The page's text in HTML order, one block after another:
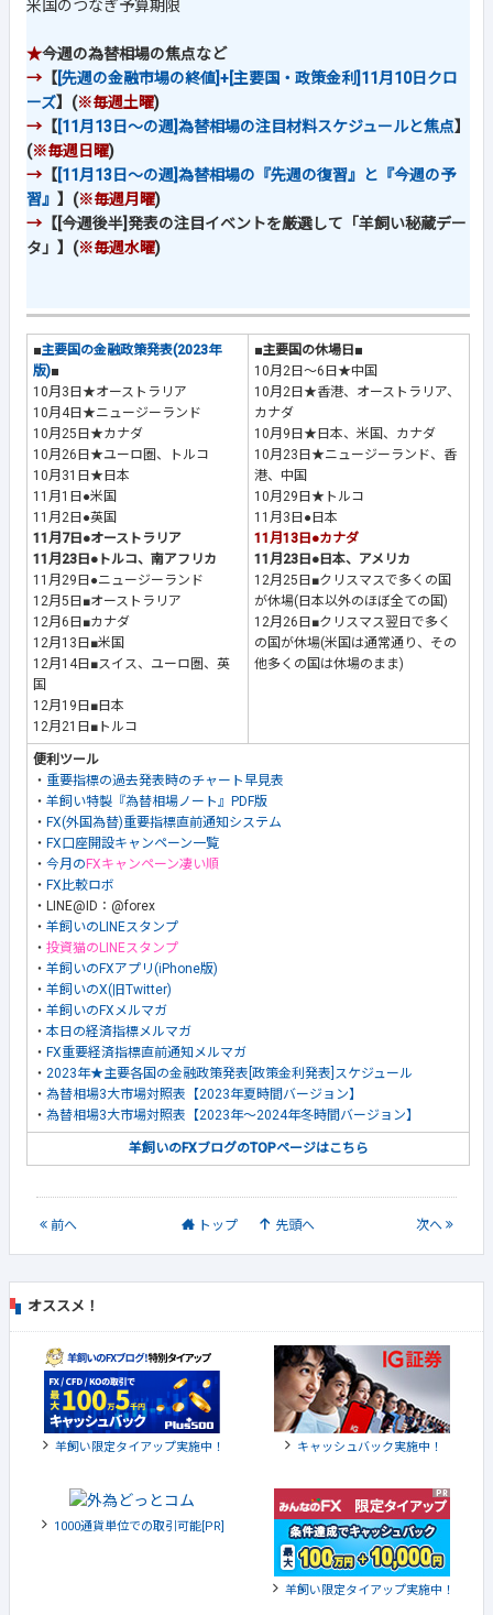
米国のつなぎ予算期限
★今週の為替相場の焦点など
→ 【[先週の金融市場の終値]+[主要国・政策金利]11月10日クロ
ーズ】(※毎週土曜)
→ 【[11月13日～の週]為替相場の注目材料スケジュールと焦点】
(※毎週日曜)
→ 【[11月13日～の週]為替相場の『先週の復習』と『今週の予
習』 】(※毎週月曜)
→ 【[今週後半]発表の注目イベントを厳選して「羊飼い秘蔵デー
タ」】(※毎週水曜)
■主要国の金融政策発表(2023年
版)■
10月3日★オーストラリア
10月4日★ニュージーランド
10月25日★カナダ
10月26日★ユーロ圏、トルコ
10月31日★日本
11月1日●米国
11月2日●英国
11月7日●オーストラリア
11月23日●トルコ、南アフリカ
11月29日●ニュージーランド
12月5日■オーストラリア
12月6日■カナダ
12月13日■米国
12月14日■スイス、ユーロ圏、英
国
12月19日■日本
12月21日■トルコ
■主要国の休場日■
10月2日～6日★中国
10月2日★香港、オーストラリア、
カナダ
10月9日★日本、米国、カナダ
10月23日★ニュージーランド、香
港、中国
10月29日★トルコ
11月3日●日本
11月13日●カナダ
11月23日●日本、アメリカ
12月25日■クリスマスで多くの国
が休場(日本以外のほぼ全ての国)
12月26日■クリスマス翌日で多く
の国が休場(米国は通常通り、その
他多くの国は休場のまま)
便利ツール
・ 重要指標の過去発表時のチャート早見表
・ 羊飼い特製『為替相場ノート』PDF版
・ FX(外国為替)重要指標直前通知システム
・ FX口座開設キャンペーン一覧
・ 今月の FXキャンペーン凄い順
・ FX比較ロボ
・LINE@ID：@forex
・ 羊飼いのLINEスタンプ
・ 投資猫のLINEスタンプ
・ 羊飼いのFXアプリ(iPhone版)
・ 羊飼いのX(旧Twitter)
・ 羊飼いのFXメルマガ
・ 本日の経済指標メルマガ
・ FX重要経済指標直前通知メルマガ
・ 2023年★主要各国の金融政策発表[政策金利発表]スケジュール
・ 為替相場3大市場対照表【2023年夏時間バージョン】
・ 為替相場3大市場対照表【2023年～2024年冬時間バージョン】
羊飼いのFXブログのTOPページはこちら
前へ トップ 先頭へ 次へ
オススメ！
羊飼い限定タイアップ実施中！ キャッシュバック実施中！
1000通貨単位での取引可能[PR]
羊飼い限定タイアップ実施中！